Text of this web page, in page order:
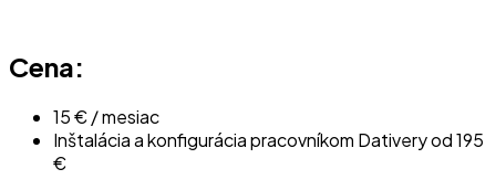
Cena:
15 € / mesiac
Inštalácia a konfigurácia pracovníkom Dativery od 195
€